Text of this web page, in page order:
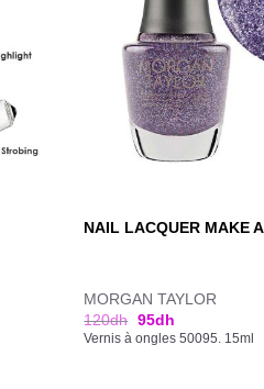
NAIL LACQUER MAKE
MORGAN TAYLOR
120dh 95dh
Vernis à ongles 50095. 15ml